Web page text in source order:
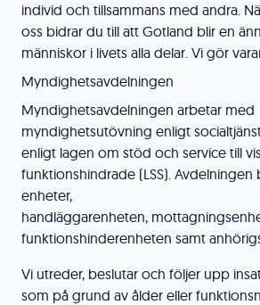
individ och tillsammans med andra.
oss bidrar du till att Gotland blir en
människor i livets alla delar. Vi gör
Myndighetsavdelningen
Myndighetsavdelningen arbetar med
myndighetsutövning enligt
enligt lagen om stöd och service till
funktionshindrade (LSS). Avdelningen
enheter,
handläggarenheten,
funktionshinderenheten samt
Vi utreder, beslutar och följer upp
som på grund av ålder eller